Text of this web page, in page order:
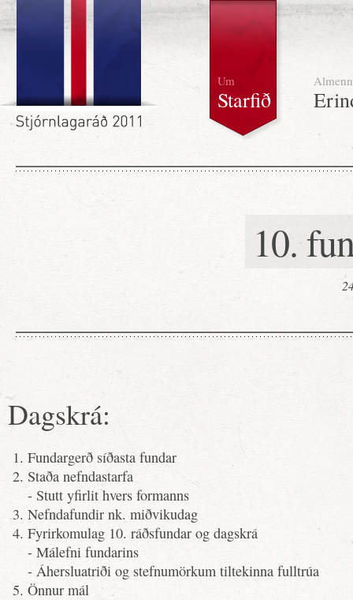
Um
Starfið
Almenn
10.
Dagskrá:
Fundargerð síðasta fundar
Staða nefndastarfa
- Stutt yfirlit hvers formanns
Nefndafundir nk. miðvikudag
Fyrirkomulag 10. ráðsfundar og dagskrá
- Málefni fundarins
- Áhersluatriði og stefnumörkum tiltekinna fulltrúa
Önnur mál